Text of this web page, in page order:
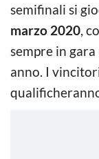
semifinali si
marzo 2020,
sempre in
anno. I